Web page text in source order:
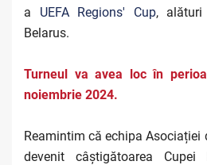
a UEFA Regions' Cup, alături
Belarus.
Turneul va avea loc în
noiembrie 2024.
Reamintim că echipa Asociației
devenit câștigătoarea